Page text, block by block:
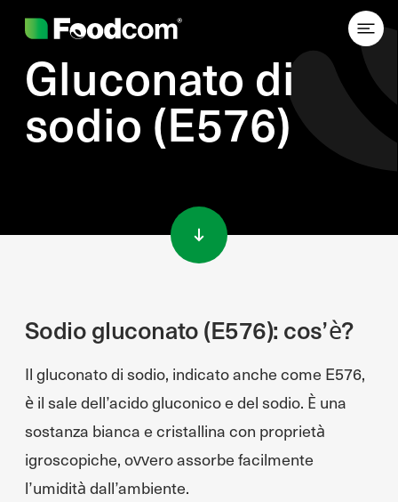
Gluconato di
sodio (E576)
Sodio gluconato (E576): cos’è?
Il gluconato di sodio, indicato anche come E576,
è il sale dell’acido gluconico e del sodio. È una
sostanza bianca e cristallina con proprietà
igroscopiche, ovvero assorbe facilmente
l’umidità dall’ambiente.